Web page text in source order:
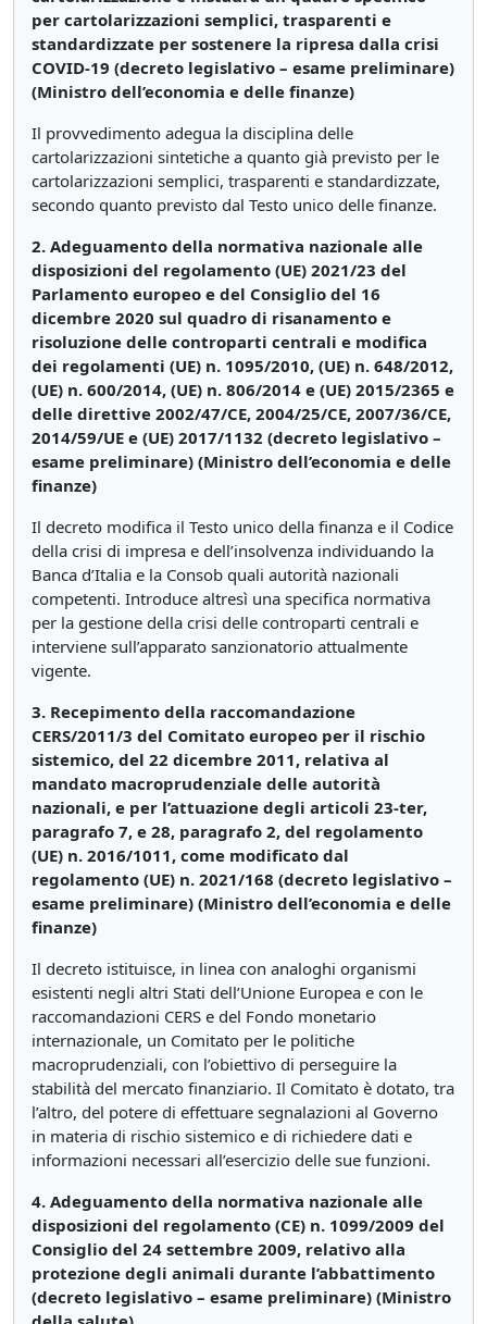
per cartolarizzazioni semplici, trasparenti e
standardizzate per sostenere la ripresa dalla crisi
COVID-19 (decreto legislativo – esame preliminare)
(Ministro dell’economia e delle finanze)
Il provvedimento adegua la disciplina delle
cartolarizzazioni sintetiche a quanto già previsto per le
cartolarizzazioni semplici, trasparenti e standardizzate,
secondo quanto previsto dal Testo unico delle finanze.
2. Adeguamento della normativa nazionale alle
disposizioni del regolamento (UE) 2021/23 del
Parlamento europeo e del Consiglio del 16
dicembre 2020 sul quadro di risanamento e
risoluzione delle controparti centrali e modifica
dei regolamenti (UE) n. 1095/2010, (UE) n. 648/2012,
(UE) n. 600/2014, (UE) n. 806/2014 e (UE) 2015/2365 e
delle direttive 2002/47/CE, 2004/25/CE, 2007/36/CE,
2014/59/UE e (UE) 2017/1132 (decreto legislativo –
esame preliminare) (Ministro dell’economia e delle
finanze)
Il decreto modifica il Testo unico della finanza e il Codice
della crisi di impresa e dell’insolvenza individuando la
Banca d’Italia e la Consob quali autorità nazionali
competenti. Introduce altresì una specifica normativa
per la gestione della crisi delle controparti centrali e
interviene sull’apparato sanzionatorio attualmente
vigente.
3. Recepimento della raccomandazione
CERS/2011/3 del Comitato europeo per il rischio
sistemico, del 22 dicembre 2011, relativa al
mandato macroprudenziale delle autorità
nazionali, e per l’attuazione degli articoli 23-ter,
paragrafo 7, e 28, paragrafo 2, del regolamento
(UE) n. 2016/1011, come modificato dal
regolamento (UE) n. 2021/168 (decreto legislativo –
esame preliminare) (Ministro dell’economia e delle
finanze)
Il decreto istituisce, in linea con analoghi organismi
esistenti negli altri Stati dell’Unione Europea e con le
raccomandazioni CERS e del Fondo monetario
internazionale, un Comitato per le politiche
macroprudenziali, con l’obiettivo di perseguire la
stabilità del mercato finanziario. Il Comitato è dotato, tra
l’altro, del potere di effettuare segnalazioni al Governo
in materia di rischio sistemico e di richiedere dati e
informazioni necessari all’esercizio delle sue funzioni.
4. Adeguamento della normativa nazionale alle
disposizioni del regolamento (CE) n. 1099/2009 del
Consiglio del 24 settembre 2009, relativo alla
protezione degli animali durante l’abbattimento
(decreto legislativo – esame preliminare) (Ministro